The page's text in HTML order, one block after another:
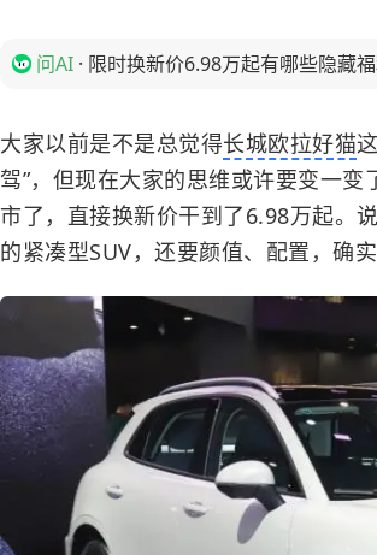
问AI · 限时换新价6.98万起有哪些隐藏福
大家以前是不是总觉得长城欧拉好猫
驾”，但现在大家的思维或许要变一
市了，直接换新价干到了6.98万起。
的紧凑型SUV，还要颜值、配置，确